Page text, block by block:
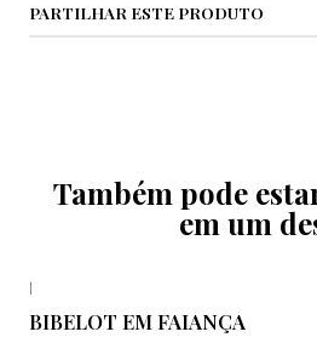
PARTILHAR ESTE PRODUTO
Também pode
em um
BIBELOT EM FAIANÇA